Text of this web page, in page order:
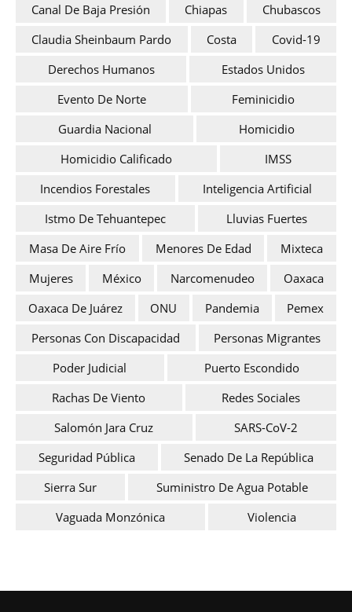
Canal De Baja Presión
Chiapas
Chubascos
Claudia Sheinbaum Pardo
Costa
Covid-19
Derechos Humanos
Estados Unidos
Evento De Norte
Feminicidio
Guardia Nacional
Homicidio
Homicidio Calificado
IMSS
Incendios Forestales
Inteligencia Artificial
Istmo De Tehuantepec
Lluvias Fuertes
Masa De Aire Frío
Menores De Edad
Mixteca
Mujeres
México Narcomenudeo
Oaxaca
Oaxaca De Juárez
ONU Pandemia
Pemex
Personas Con Discapacidad
Personas Migrantes
Poder Judicial
Puerto Escondido
Rachas De Viento
Redes Sociales
Salomón Jara Cruz
SARS-CoV-2
Seguridad Pública
Senado De La República
Sierra Sur
Suministro De Agua Potable
Vaguada Monzónica
Violencia